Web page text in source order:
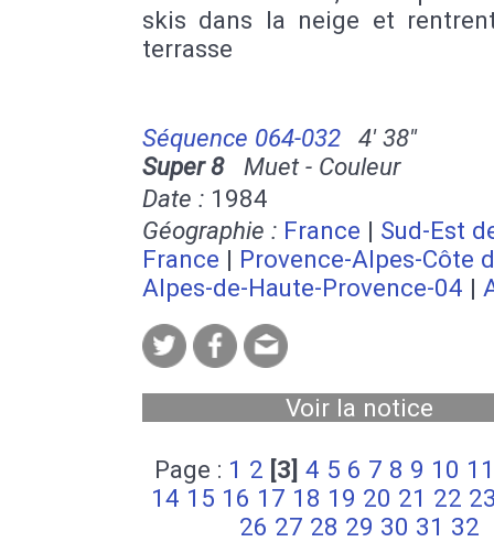
skis dans la neige et
terrasse
Séquence 064-032
4' 38''
Super 8Muet - Couleur
Date : 1984
Géographie : France | Sud-Est
France | Provence-Alpes-Côte
Alpes-de-Haute-Provence-04 |
Voir la notice
Page : 1 2 [3] 4 5 6 7 8 9 10 11
14 15 16 17 18 19 20 21 22
26 27 28 29 30 31 32